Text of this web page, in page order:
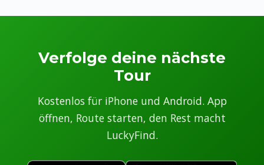
Verfolge deine nächste
Tour
Kostenlos für iPhone und Android. App
öffnen, Route starten, den Rest macht
LuckyFind.